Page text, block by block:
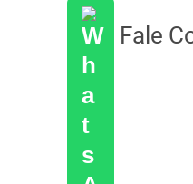
Fale